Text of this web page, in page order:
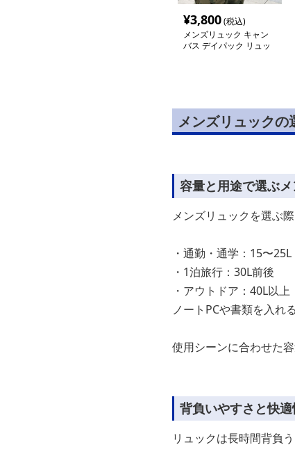
¥3,800(税込)
メンズリュック キャン
バス デイパック リュッ
メンズリュックの
容量と用途で選ぶ
メンズリュックを選ぶ
・通勤・通学：15〜25L
・1泊旅行：30L前後
・アウトドア：40L以上
ノートPCや書類を入れ
使用シーンに合わせた
背負いやすさと快
リュックは長時間背負